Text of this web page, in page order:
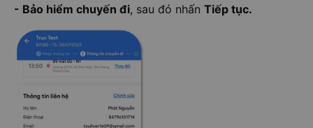
- Bảo hiểm chuyến đi, sau đó nhấn Tiếp tục.